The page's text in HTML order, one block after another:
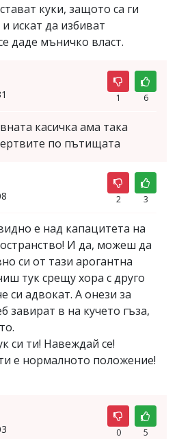
куки, защото са ги
искат да избиват
даде мъничко власт.
1 6
касичка ама така
по пътищата
2 3
е над капацитета на
И да, можеш да
си от тази арогантна
тук срещу хора с друго
си адвокат. А онези за
завират в на кучето гъза,
си ти! Навеждай се!
е нормалното положение!
0 5